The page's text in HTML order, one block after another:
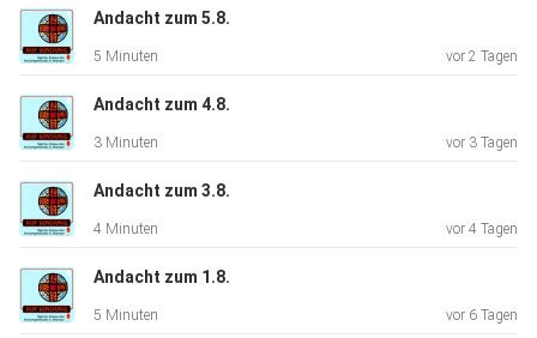
Andacht zum 5.8.
5 Minuten vor 2 Tagen
Andacht zum 4.8.
3 Minuten vor 3 Tagen
Andacht zum 3.8.
4 Minuten vor 4 Tagen
Andacht zum 1.8.
5 Minuten vor 6 Tagen